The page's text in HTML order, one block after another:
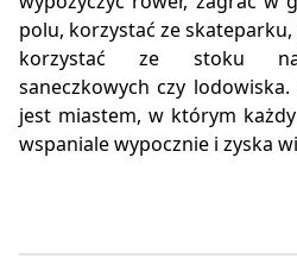
polu, korzystać ze
korzystać ze stoku
saneczkowych czy
jest miastem, w którym
wspaniale wypocznie i zyska